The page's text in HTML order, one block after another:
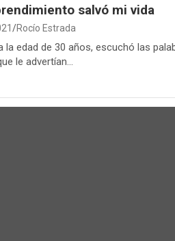
salvó mi vida
Rocío Estrada
la edad de 30 años, escuchó las
le advertían…